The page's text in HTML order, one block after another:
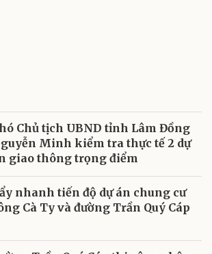
Chủ tịch UBND tỉnh Lâm Đồng
Minh kiểm tra thực tế 2 dự
giao thông trọng điểm
nhanh tiến độ dự án chung cư
Cà Ty và đường Trần Quý Cáp